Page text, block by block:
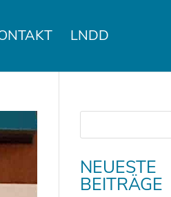
LNDD
NEUESTE
BEITRÄGE